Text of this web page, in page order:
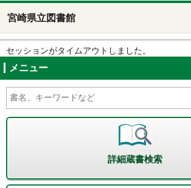
宮崎県立図書館
セッションがタイムアウトしました。
メニュー
詳細蔵書検索